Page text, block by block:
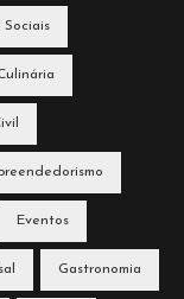
Sociais
Eventos
Gastronomia